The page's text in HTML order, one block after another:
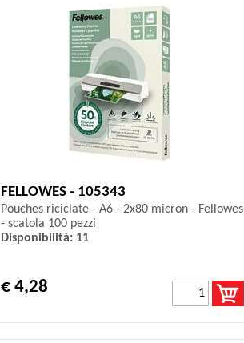
FELLOWES - 105343
Pouches riciclate - A6 - 2x80 micron - Fellowes
- scatola 100 pezzi
Disponibilità: 11
€ 4,28